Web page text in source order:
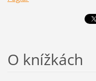
O knížkách